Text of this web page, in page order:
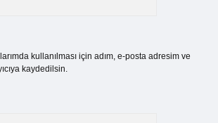
kullanılması için adım, e-posta adresim ve
kaydedilsin.